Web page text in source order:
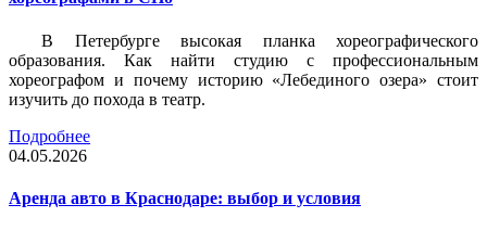
В Петербурге высокая планка хореографического
образования. Как найти студию с профессиональным
хореографом и почему историю «Лебединого озера» стоит
изучить до похода в театр.
Подробнее
04.05.2026
Аренда авто в Краснодаре: выбор и условия